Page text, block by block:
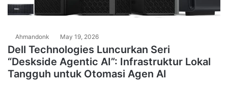
Ahmandonk May 19, 2026
Dell Technologies Luncurkan Seri
“Deskside Agentic AI”: Infrastruktur Lokal
Tangguh untuk Otomasi Agen AI